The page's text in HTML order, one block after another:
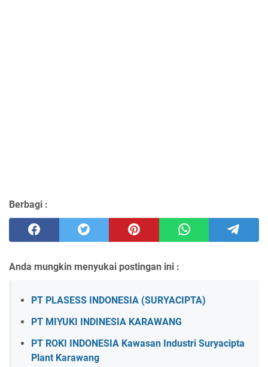
Berbagi :
Anda mungkin menyukai postingan ini :
PT PLASESS INDONESIA (SURYACIPTA)
PT MIYUKI INDINESIA KARAWANG
PT ROKI INDONESIA Kawasan Industri Suryacipta
Plant Karawang